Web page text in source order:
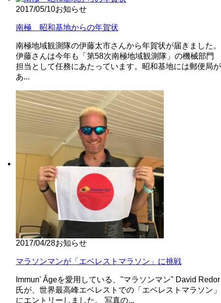
2017/05/10お知らせ
南極 昭和基地からの年賀状
南極地域観測隊の伊藤太市さんから年賀状が届きました。
伊藤さんは今年も「第58次南極地域観測隊」の機械部門
担当として任務にあたっています。昭和基地には郵便局が
あ...
2017/04/28お知らせ
マラソンマンが「エベレストマラソン」に挑戦
Immun' Âgeを愛用している、"マラソンマン" David Redor
氏が、世界最高峰エベレストでの「エベレストマラソン」
にエントリーしました。 写真の...